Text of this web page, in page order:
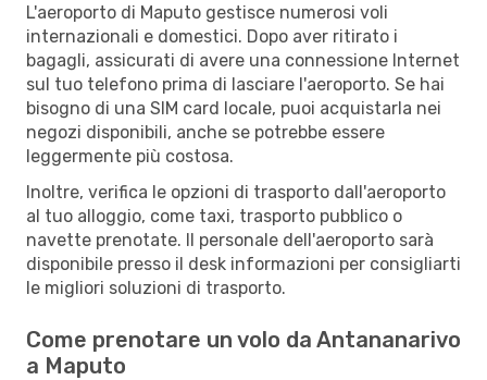
L'aeroporto di Maputo gestisce numerosi voli
internazionali e domestici. Dopo aver ritirato i
bagagli, assicurati di avere una connessione Internet
sul tuo telefono prima di lasciare l'aeroporto. Se hai
bisogno di una SIM card locale, puoi acquistarla nei
negozi disponibili, anche se potrebbe essere
leggermente più costosa.
Inoltre, verifica le opzioni di trasporto dall'aeroporto
al tuo alloggio, come taxi, trasporto pubblico o
navette prenotate. Il personale dell'aeroporto sarà
disponibile presso il desk informazioni per consigliarti
le migliori soluzioni di trasporto.
Come prenotare un volo da Antananarivo
a Maputo